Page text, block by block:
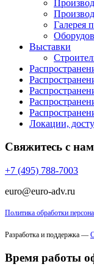
Галерея
Выставки
Локации,
Свяжитесь с
+7 (495) 788-7003
euro@euro-adv.ru
Политика обработки
Разработка и поддержка —
Время работы